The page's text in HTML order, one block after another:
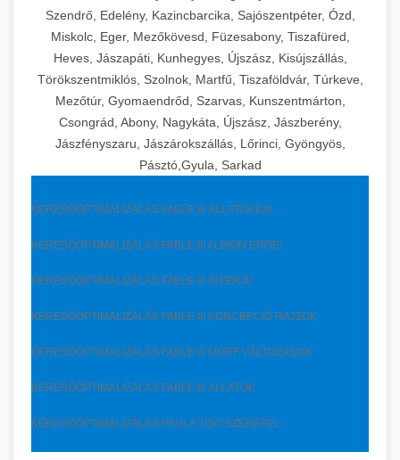
Szendrő, Edelény, Kazincbarcika, Sajószentpéter, Ózd,
Miskolc, Eger, Mezőkövesd, Füzesabony, Tiszafüred,
Heves, Jászapáti, Kunhegyes, Újszász, Kisújszállás,
Törökszentmiklós, Szolnok, Martfű, Tiszaföldvár, Túrkeve,
Mezőtúr, Gyomaendrőd, Szarvas, Kunszentmárton,
Csongrád, Abony, Nagykáta, Újszász, Jászberény,
Jászfényszaru, Jászárokszállás, Lőrinci, Gyöngyös,
Pásztó,Gyula, Sarkad
KERESŐOPTIMALIZÁLÁS FABLE III ÁLLATOKKAL
KERESŐOPTIMALIZÁLÁS FABLE III ALBION ERDEI
KERESŐOPTIMALIZÁLÁS FABLE III INTERJÚ
KERESŐOPTIMALIZÁLÁS FABLE III KONCEPCIÓ RAJZOK
KERESŐOPTIMALIZÁLÁS FABLE III MORF VÁLTOZÁSOK
KERESŐOPTIMALIZÁLÁS FABLE III ÁLLATOK
KERESŐOPTIMALIZÁLÁS PAULA TISO SZEREPEI